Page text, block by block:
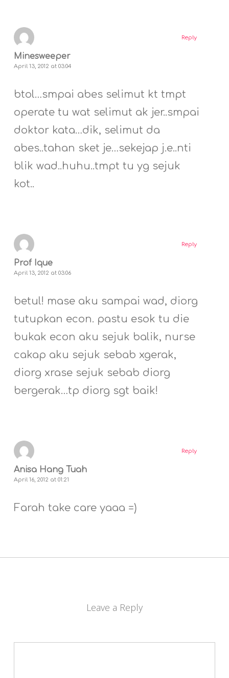
Minesweeper
April 13, 2012 at 03:04
btol…smpai abes selimut kt tmpt
operate tu wat selimut ak jer..smpai
doktor kata…dik, selimut da
abes..tahan sket je…sekejap j.e..nti
blik wad..huhu..tmpt tu yg sejuk
kot..
Reply
Prof Ique
April 13, 2012 at 03:06
betul! mase aku sampai wad, diorg
tutupkan econ. pastu esok tu die
bukak econ aku sejuk balik, nurse
cakap aku sejuk sebab xgerak,
diorg xrase sejuk sebab diorg
bergerak…tp diorg sgt baik!
Reply
Anisa Hang Tuah
April 16, 2012 at 01:21
Farah take care yaaa =)
Reply
Leave a Reply